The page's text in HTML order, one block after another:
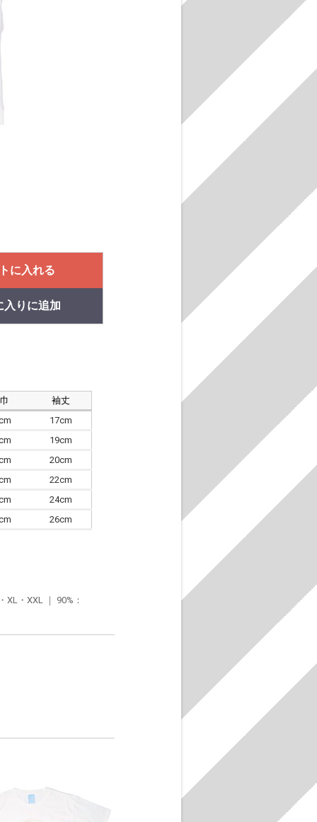
に入れる
入りに追加
袖丈
17cm
19cm
20cm
22cm
24cm
26cm
・XXL ｜ 90%：